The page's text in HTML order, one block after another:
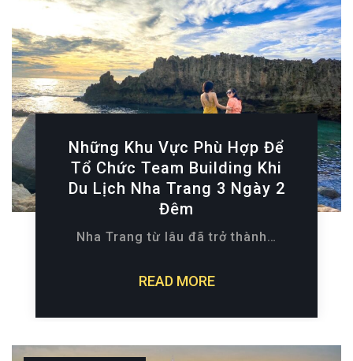
Những Khu Vực Phù Hợp Để
Tổ Chức Team Building Khi
Du Lịch Nha Trang 3 Ngày 2
Đêm
Nha Trang từ lâu đã trở thành…
READ MORE